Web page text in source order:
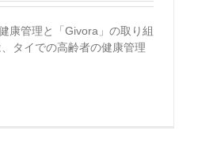
康管理と「Givora」の取り組
タイでの高齢者の健康管理